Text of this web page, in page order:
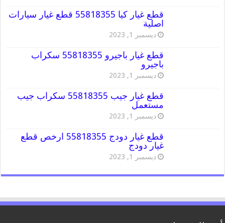
قطع غيار كيا 55818355 قطع غيار سيارات
اصلية
ديسمبر 1, 2023
قطع غيار باجيرو 55818355 سكراب
باجيرو
ديسمبر 1, 2023
قطع غيار جيب 55818355 سكراب جيب
مستعمل
ديسمبر 1, 2023
قطع غيار دودج 55818355 ارخص قطع
غيار دودج
ديسمبر 1, 2023